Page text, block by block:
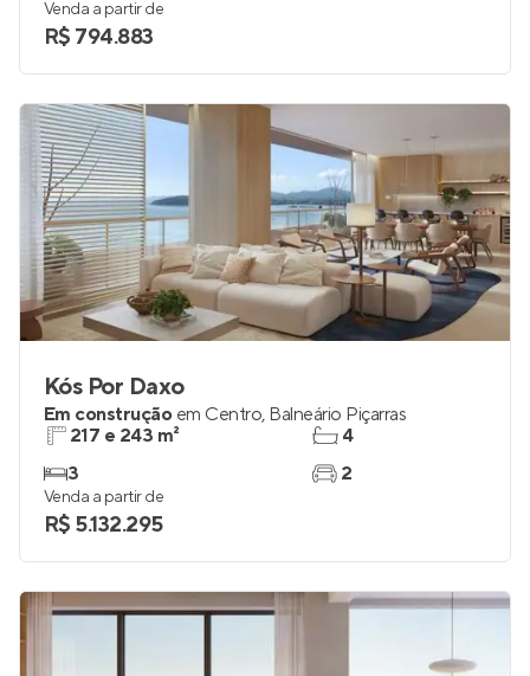
Venda a partir de
R$ 794.883
Kós Por Daxo
Em construção em Centro, Balneário Piçarras
217 e 243 m²
3
4
2
Venda a partir de
R$ 5.132.295